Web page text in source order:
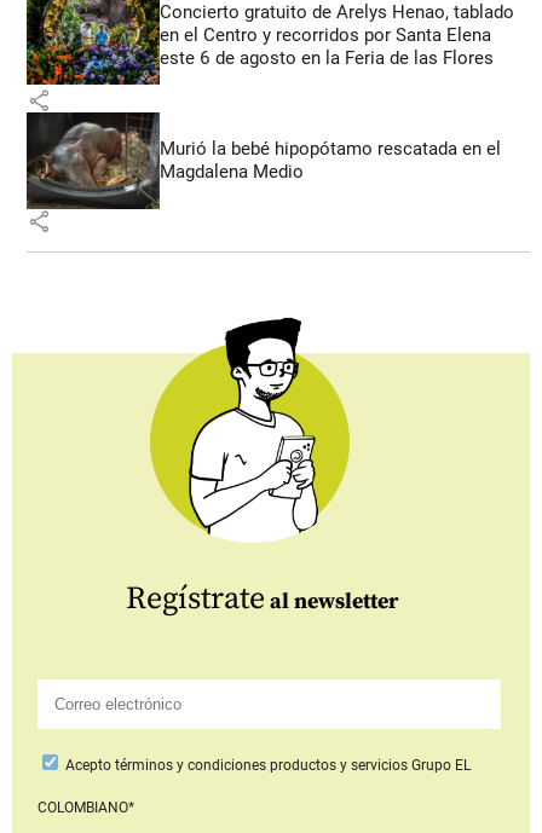
Concierto gratuito de Arelys Henao, tablado
en el Centro y recorridos por Santa Elena
este 6 de agosto en la Feria de las Flores
share
Murió la bebé hipopótamo rescatada en el
Magdalena Medio
share
Regístrate al newsletter
Aceptotérminos y condiciones productos y serviciosGrupo EL
COLOMBIANO*